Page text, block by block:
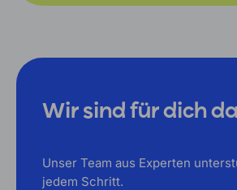
Wir sind für dich
Unser Team aus Experten
jedem Schritt.